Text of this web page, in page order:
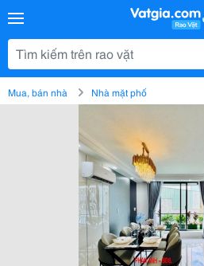
Mua, bán nhà Nhà mặt phố